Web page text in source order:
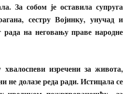
За собом је оставила супруга
сестру Војинку, унучад и
рада на неговању праве народне
изречени за живота,
не долазе реда ради. Истицала се